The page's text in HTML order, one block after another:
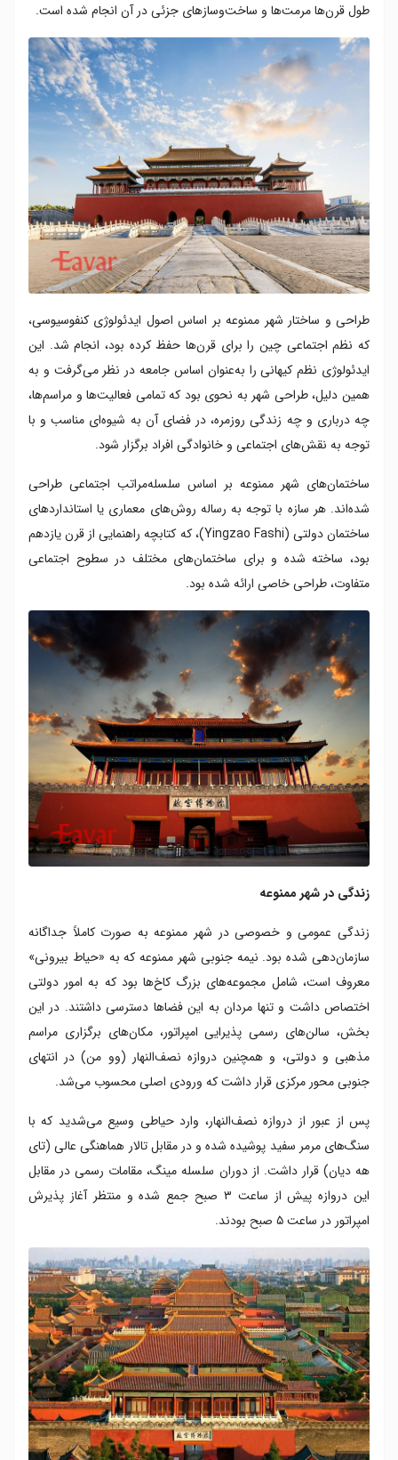
طول قرن‌ها مرمت‌ها و ساخت‌وسازهای جزئی در آن انجام شده است.
طراحی و ساختار شهر ممنوعه بر اساس اصول ایدئولوژی کنفوسیوسی،
که نظم اجتماعی چین را برای قرن‌ها حفظ کرده بود، انجام شد. این
ایدئولوژی نظم کیهانی را به‌عنوان اساس جامعه در نظر می‌گرفت و به
همین دلیل، طراحی شهر به نحوی بود که تمامی فعالیت‌ها و مراسم‌ها،
چه درباری و چه زندگی روزمره، در فضای آن به شیوه‌ای مناسب و با
توجه به نقش‌های اجتماعی و خانوادگی افراد برگزار شود.
ساختمان‌های شهر ممنوعه بر اساس سلسله‌مراتب اجتماعی طراحی
شده‌اند. هر سازه با توجه به رساله روش‌های معماری یا استانداردهای
ساختمان دولتی (Yingzao Fashi)، که کتابچه راهنمایی از قرن یازدهم
بود، ساخته شده و برای ساختمان‌های مختلف در سطوح اجتماعی
متفاوت، طراحی خاصی ارائه شده بود.
زندگی در شهر ممنوعه
زندگی عمومی و خصوصی در شهر ممنوعه به‌ صورت کاملاً جداگانه
سازمان‌دهی شده بود. نیمه جنوبی شهر ممنوعه که به «حیاط بیرونی»
معروف است، شامل مجموعه‌های بزرگ کاخ‌ها بود که به امور دولتی
اختصاص داشت و تنها مردان به این فضاها دسترسی داشتند. در این
بخش، سالن‌های رسمی پذیرایی امپراتور، مکان‌های برگزاری مراسم
مذهبی و دولتی، و همچنین دروازه نصف‌النهار (وو من) در انتهای
جنوبی محور مرکزی قرار داشت که ورودی اصلی محسوب می‌شد.
پس از عبور از دروازه نصف‌النهار، وارد حیاطی وسیع می‌شدید که با
سنگ‌های مرمر سفید پوشیده شده و در مقابل تالار هماهنگی عالی (تای
هه دیان) قرار داشت. از دوران سلسله مینگ، مقامات رسمی در مقابل
این دروازه پیش از ساعت ۳ صبح جمع شده و منتظر آغاز پذیرش
امپراتور در ساعت ۵ صبح بودند.